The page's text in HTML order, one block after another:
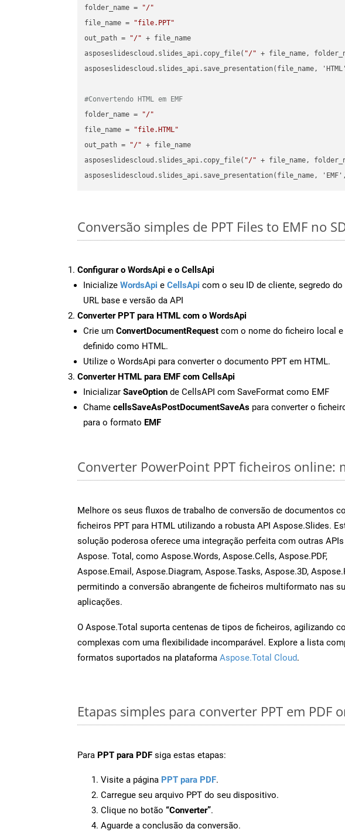
folder_name =
"/"
file_name =
"file.PPT"
out_path =
"/" + file_name
asposeslidescloud.slides_api.copy_file( "/" + file_name,
asposeslidescloud.slides_api.save_presentation(file_name,
#Convertendo HTML em EMF
folder_name =
"/"
file_name =
"file.HTML"
out_path =
"/" + file_name
asposeslidescloud.slides_api.copy_file( "/" + file_name,
asposeslidescloud.slides_api.save_presentation(file_name,
Conversão simples de PPT Files to EMF no
Configurar o WordsApi e o CellsApi
Inicialize WordsApi e CellsApi com o seu ID de cliente, segredo
URL base e versão da API
Converter PPT para HTML com o WordsApi
Crie um ConvertDocumentRequest com o nome do ficheiro local
definido como HTML.
Utilize o WordsApi para converter o documento PPT em HTML.
Converter HTML para EMF com CellsApi
Inicializar SaveOption de CellsAPI com SaveFormat como EMF
Chame cellsSaveAsPostDocumentSaveAs para converter o
para o formato EMF
Converter PowerPoint PPT ficheiros online:
Melhore os seus fluxos de trabalho de conversão de documentos
ficheiros PPT para HTML utilizando a robusta API Aspose.Slides.
solução poderosa oferece uma integração perfeita com outras
Aspose. Total, como Aspose.Words, Aspose.Cells, Aspose.PDF,
Aspose.Email, Aspose.Diagram, Aspose.Tasks, Aspose.3D,
permitindo a conversão abrangente de ficheiros multiformato nas
aplicações.
O Aspose.Total suporta centenas de tipos de ficheiros, agilizando
complexas com uma flexibilidade incomparável. Explore a lista
formatos suportados na plataforma Aspose.Total Cloud.
Etapas simples para converter PPT em PDF
Para PPT para PDF siga estas etapas:
Visite a página PPT para PDF.
Carregue seu arquivo PPT do seu dispositivo.
Clique no botão “Converter”.
Aguarde a conclusão da conversão.